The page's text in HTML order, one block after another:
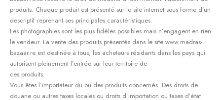
produits. Chaque produit est présenté sur le site internet sous forme d’un
descriptif reprenant ses principales caractéristiques.
Les photographies sont les plus fidèles possibles mais n’engagent en rien
le vendeur. La vente des produits présentés dans le site www.madras-
bazaar.re est destinée à tous, les acheteurs résidants dans les pays qui
autorisent pleinement l’entrée sur leur territoire de
ces produits.
Vous êtes l’importateur du ou des produits concernés. Des droits de
douane ou autres taxes locales ou droits d’importation ou taxes d’état